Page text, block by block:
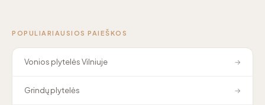
POPULIARIAUSIOS PAIEŠKOS
Vonios plytelės Vilniuje →
Grindų plytelės →